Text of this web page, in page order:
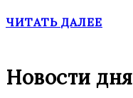
ЧИТАТЬ ДАЛЕЕ
Новости дня